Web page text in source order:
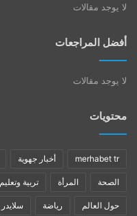
لا يوجد مقالات
أفضل المراجعات
لا يوجد مقالات
محتويات
merhabet tr أخبار جهوية
الصحة المرأة تربية وتعليم
حول العالم رياضة سلايدر